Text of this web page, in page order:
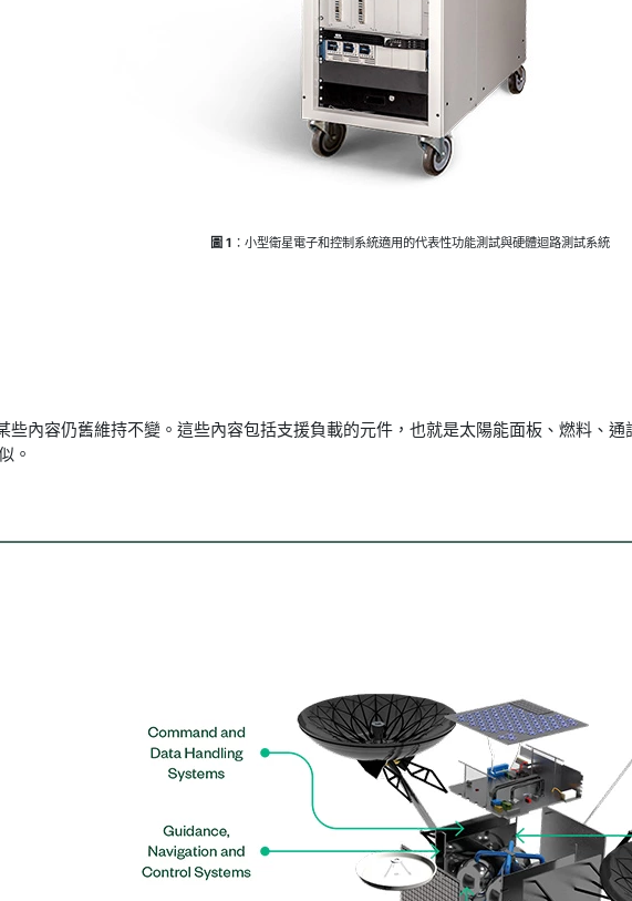
圖 1 ：小型衛星電子和控制系統適用的代表性功能測試與硬體迴路測試系統
些內容仍舊維持不變。這些內容包括支援負載的元件，也就是太陽能面板、燃料、
。